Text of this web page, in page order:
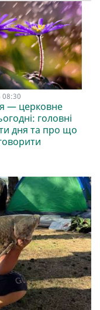
08:30
— церковне
головні
дня та про що